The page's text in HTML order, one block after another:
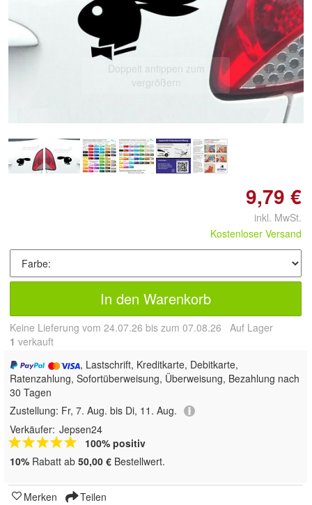
Doppelt antippen zum
vergrößern
9,79 €
inkl. MwSt.
Kostenloser Versand
In den Warenkorb
Keine Lieferung vom 24.07.26 bis zum 07.08.26 Auf Lager
1 verkauft
, Lastschrift, Kreditkarte, Debitkarte,
Ratenzahlung, Sofortüberweisung, Überweisung, Bezahlung nach
30 Tagen
Zustellung: Fr, 7. Aug. bis Di, 11. Aug.
Verkäufer: Jepsen24
100% positiv
10% Rabatt ab 50,00 € Bestellwert.
Merken Teilen